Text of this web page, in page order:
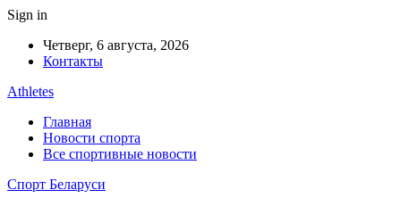
Sign in
Четверг, 6 августа, 2026
Контакты
Athletes
Главная
Новости спорта
Все спортивные новости
Спорт Беларуси